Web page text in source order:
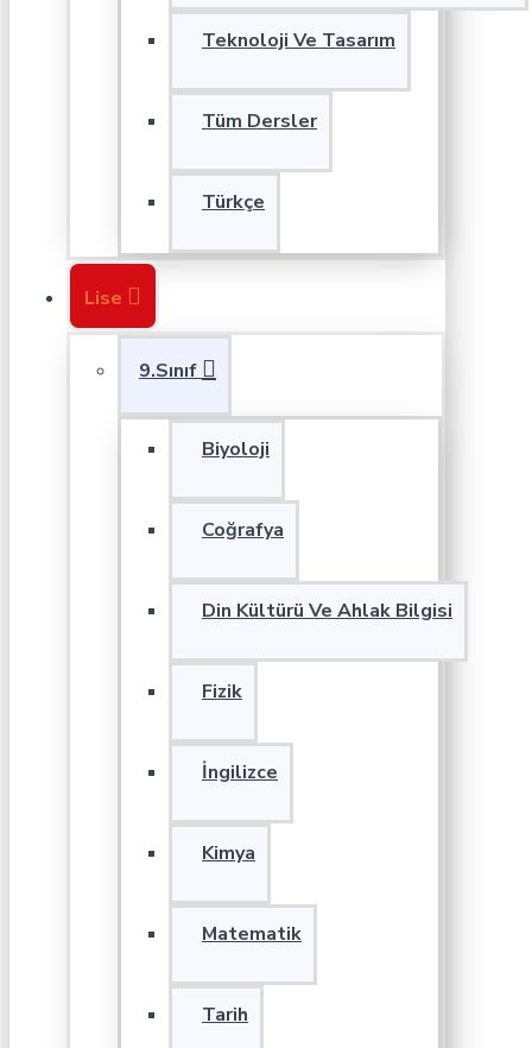
Teknoloji Ve Tasarım
Tüm Dersler
Türkçe
Lise
9.Sınıf
Biyoloji
Coğrafya
Din Kültürü Ve Ahlak Bilgisi
Fizik
İngilizce
Kimya
Matematik
Tarih